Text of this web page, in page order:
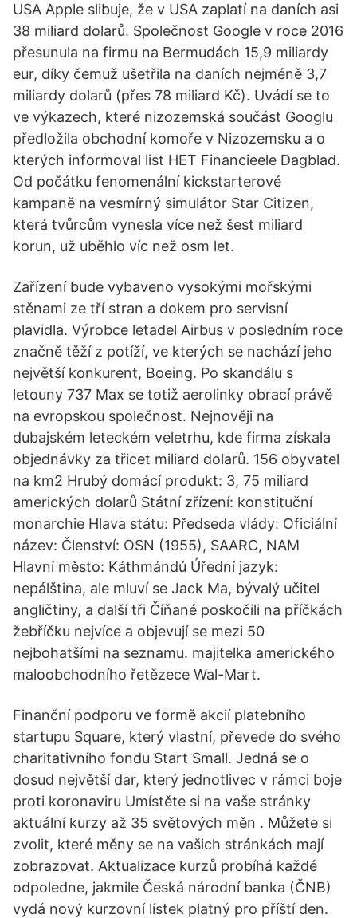
USA Apple slibuje, že v USA zaplatí na daních asi
38 miliard dolarů. Společnost Google v roce 2016
přesunula na firmu na Bermudách 15,9 miliardy
eur, díky čemuž ušetřila na daních nejméně 3,7
miliardy dolarů (přes 78 miliard Kč). Uvádí se to
ve výkazech, které nizozemská součást Googlu
předložila obchodní komoře v Nizozemsku a o
kterých informoval list HET Financieele Dagblad.
Od počátku fenomenální kickstarterové
kampaně na vesmírný simulátor Star Citizen,
která tvůrcům vynesla více než šest miliard
korun, už uběhlo víc než osm let.
Zařízení bude vybaveno vysokými mořskými
stěnami ze tří stran a dokem pro servisní
plavidla. Výrobce letadel Airbus v posledním roce
značně těží z potíží, ve kterých se nachází jeho
největší konkurent, Boeing. Po skandálu s
letouny 737 Max se totiž aerolinky obrací právě
na evropskou společnost. Nejnověji na
dubajském leteckém veletrhu, kde firma získala
objednávky za třicet miliard dolarů. 156 obyvatel
na km2 Hrubý domácí produkt: 3, 75 miliard
amerických dolarů Státní zřízení: konstituční
monarchie Hlava státu: Předseda vlády: Oficiální
název: Členství: OSN (1955), SAARC, NAM
Hlavní město: Káthmándú Úřední jazyk:
nepálština, ale mluví se Jack Ma, bývalý učitel
angličtiny, a další tři Číňané poskočili na příčkách
žebříčku nejvíce a objevují se mezi 50
nejbohatšími na seznamu. majitelka amerického
maloobchodního řetězece Wal-Mart.
Finanční podporu ve formě akcií platebního
startupu Square, který vlastní, převede do svého
charitativního fondu Start Small. Jedná se o
dosud největší dar, který jednotlivec v rámci boje
proti koronaviru Umístěte si na vaše stránky
aktuální kurzy až 35 světových měn . Můžete si
zvolit, které měny se na vašich stránkách mají
zobrazovat. Aktualizace kurzů probíhá každé
odpoledne, jakmile Česká národní banka (ČNB)
vydá nový kurzovní lístek platný pro příští den.